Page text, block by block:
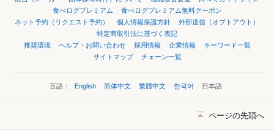
食べログプレミアム
食べログプレミアム無料クーポン
ネット予約（リクエスト予約）
個人情報保護方針
外部送信（オプトアウト）
特定商取引法に基づく表記
推奨環境
ヘルプ・お問い合わせ 採用情報 企業情報
キーワード一覧
サイトマップ
チェーン一覧
言語： English 简体中文 繁體中文 한국어 日本語
ページの先頭へ